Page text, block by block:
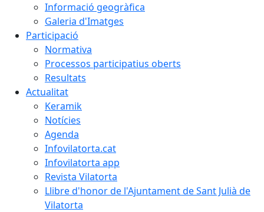
Informació geogràfica
Galeria d'Imatges
Participació
Normativa
Processos participatius oberts
Resultats
Actualitat
Keramik
Notícies
Agenda
Infovilatorta.cat
Infovilatorta app
Revista Vilatorta
Llibre d'honor de l'Ajuntament de Sant Julià de
Vilatorta